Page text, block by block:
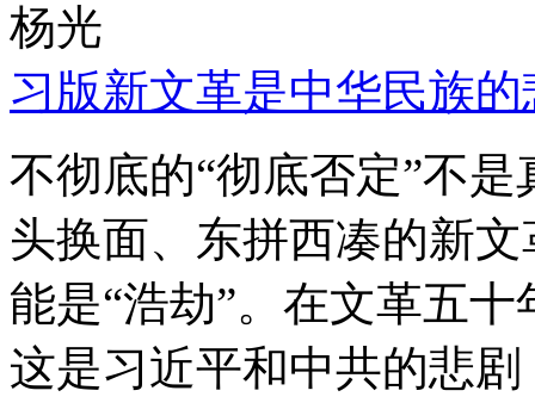
杨光
习版新文革是中华民族的
不彻底的“彻底否定”不
头换面、东拼西凑的新
能是“浩劫”。在文革五
这是习近平和中共的悲